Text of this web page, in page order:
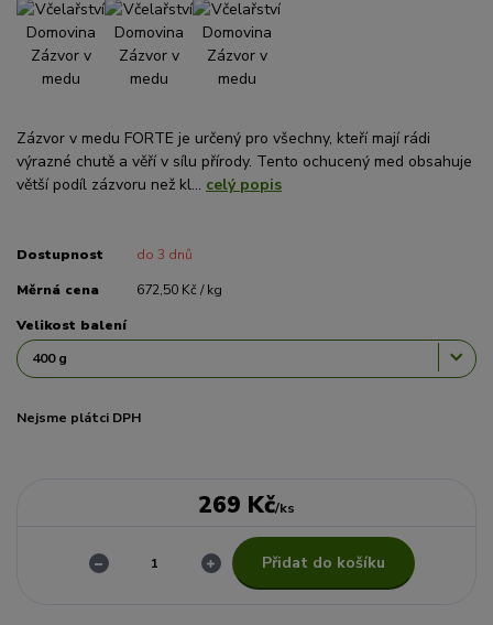
Zázvor v medu FORTE je určený pro všechny, kteří mají rádi
výrazné chutě a věří v sílu přírody. Tento ochucený med obsahuje
větší podíl zázvoru než kl... celý popis
Dostupnost do 3 dnů
Měrná cena 672,50 Kč / kg
Velikost balení
Nejsme plátci DPH
269 Kč/ks
Přidat do košíku